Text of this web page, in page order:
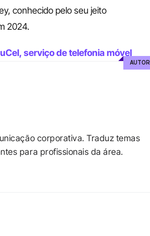
conhecido pelo seu jeito
2024.
serviço de telefonia móvel
corporativa. Traduz temas
para profissionais da área.​
AUTOR